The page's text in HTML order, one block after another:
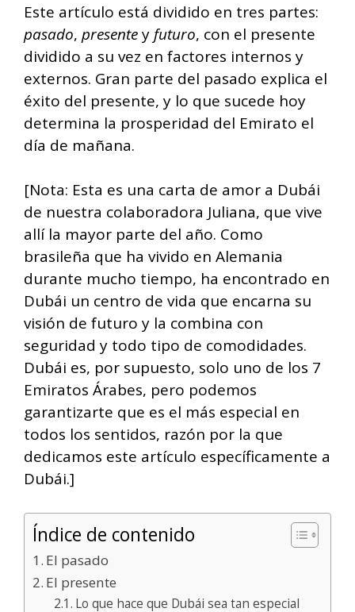
Este artículo está dividido en tres partes:
pasado, presenteyfuturo, con el presente
dividido a su vez en factores internos y
externos. Gran parte del pasado explica el
éxito del presente, y lo que sucede hoy
determina la prosperidad del Emirato el
día de mañana.
[Nota: Esta es una carta de amor a Dubái
de nuestra colaboradora Juliana, que vive
allí la mayor parte del año. Como
brasileña que ha vivido en Alemania
durante mucho tiempo, ha encontrado en
Dubái un centro de vida que encarna su
visión de futuro y la combina con
seguridad y todo tipo de comodidades.
Dubái es, por supuesto, solo uno de los 7
Emiratos Árabes, pero podemos
garantizarte que es el más especial en
todos los sentidos, razón por la que
dedicamos este artículo específicamente a
Dubái.]
Índice de contenido
El pasado
El presente
Lo que hace que Dubái sea tan especial